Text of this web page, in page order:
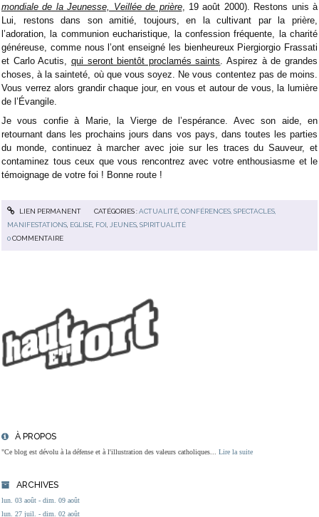
À PROPOS
"Ce blog est dévolu à la défense et à l'illustration des valeurs catholiques... Lire la suite
ARCHIVES
lun. 03 août - dim. 09 août
lun. 27 juil. - dim. 02 août
mondiale de la Jeunesse, Veillée de prière, 19 août 2000). Restons unis à
Lui, restons dans son amitié, toujours, en la cultivant par la prière,
l’adoration, la communion eucharistique, la confession fréquente, la charité
généreuse, comme nous l’ont enseigné les bienheureux Piergiorgio Frassati
et Carlo Acutis, qui seront bientôt proclamés saints . Aspirez à de grandes
choses, à la sainteté, où que vous soyez. Ne vous contentez pas de moins.
Vous verrez alors grandir chaque jour, en vous et autour de vous, la lumière
de l’Évangile.
Je vous confie à Marie, la Vierge de l’espérance. Avec son aide, en
retournant dans les prochains jours dans vos pays, dans toutes les parties
du monde, continuez à marcher avec joie sur les traces du Sauveur, et
contaminez tous ceux que vous rencontrez avec votre enthousiasme et le
témoignage de votre foi ! Bonne route !
LIEN PERMANENT CATÉGORIES :ACTUALITÉ, CONFÉRENCES, SPECTACLES,
MANIFESTATIONS EGLISE FOI JEUNES ,SPIRITUALITÉ
0COMMENTAIRE